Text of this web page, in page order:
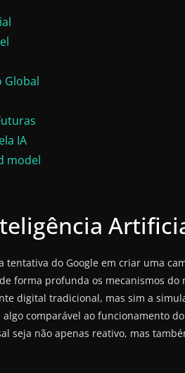
Global
IA
model
tentativa do Google em criar uma
forma profunda os mecanismos do
digital tradicional, mas sim a
comparável ao funcionamento
seja não apenas reativo, mas